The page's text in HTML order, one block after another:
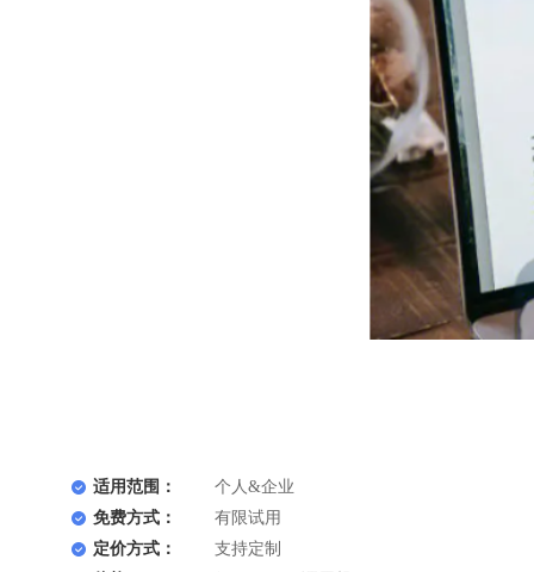
适用范围：
个人&企业
免费方式：
有限试用
定价方式：
支持定制